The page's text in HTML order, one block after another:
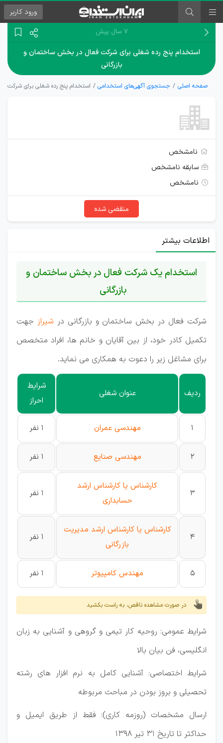
ورود کاربر
۷ سال پیش
استخدام پنج رده شغلی برای شرکت فعال در بخش ساختمان و
بازرگانی
صفحه اصلی جستجوی آگهی‌های استخدامی استخدام پنج رده شغلی برای شرکت
نامشخص
سابقه نامشخص
نامشخص
منقضی شده
اطلاعات بیشتر
استخدام یک شرکت فعال در بخش ساختمان و
بازرگانی
شرکت فعال در بخش ساختمان و بازرگانی در شیراز جهت
تکمیل کادر خود، از بین آقایان و خانم ها، افراد متخصص
برای مشاغل زیر را دعوت به همکاری می نماید.
ردیف عنوان شغلی
شرایط
احراز
1 مهندسی عمران 1 نفر
2 مهندسی صنایع 1 نفر
3
کارشناس یا کارشناس ارشد
حسابداری
1 نفر
4
کارشناس یا کارشناس ارشد مدیریت
بازرگانی
1 نفر
5 مهندس کامپیوتر 1 نفر
در صورت مشاهده ناقص، به راست بکشید
شرایط عمومی: روحیه کار تیمی و گروهی و آشنایی به زبان
انگلیسی، فن بیان بالا
شرایط اختصاصی: آشنایی کامل به نرم افزار های رشته
تحصیلی و بروز بودن در مباحث مربوطه
ارسال مشخصات (روزمه کاری): فقط از طریق ایمیل و
حداکثر تا تاریخ 31 تیر 1398